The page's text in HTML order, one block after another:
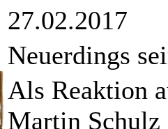
27.02.2017
Neuerdings
Als Reaktion
Martin Schulz